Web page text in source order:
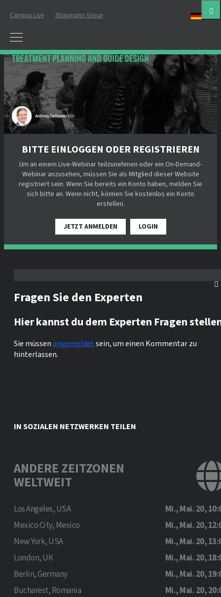
Campus Live Straumann Group
BITTE EINLOGGEN ODER REGISTRIEREN
Um an einem Live-Webinar teilzunehmen oder ein On-Demand-
Webinar anzusehen, müssen Sie als Mitglied dieser Website
registriert sein. Wenn Sie bereits ein Konto haben, melden Sie
sich bitte an. Wenn nicht, können Sie kostenlos ein Konto
erstellen.
JETZT ANMELDEN LOGIN
Fragen Sie den Experten
Hier kannst du dem Experten Fragen
Sie müssenangemeldetsein, um einen Kommentar zu
hinterlassen.
IN SOZIALEN NETZWERKEN TEILEN
ANDERE ZEITZONEN
WELTWEIT
Los Angeles, USA
Mi., Mai. 20,
Mexico City, Mexico
Mi., Mai. 20,
New York, USA
Mi., Mai. 20,
London, UK
Mi., Mai. 20,
Berlin, Germany
Mi., Mai. 20,
Bucharest, Romania
Mi., Mai. 20,